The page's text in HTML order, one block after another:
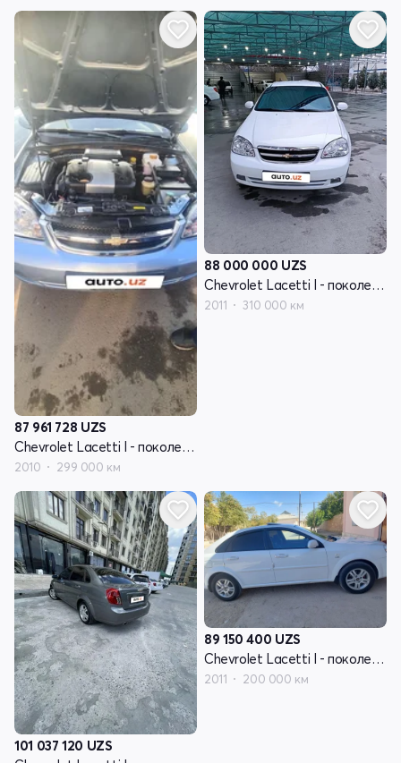
87 961 728 UZS
Chevrolet Lacetti I - поколение
2010 299 000 км
88 000 000 UZS
Chevrolet Lacetti I - поколение
2011 310 000 км
101 037 120 UZS
89 150 400 UZS
Chevrolet Lacetti I - поколение
2011 200 000 км